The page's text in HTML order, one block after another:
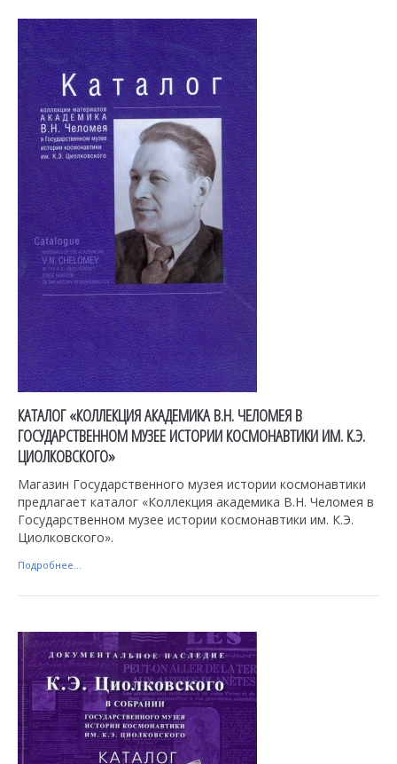
КАТАЛОГ «КОЛЛЕКЦИЯ АКАДЕМИКА В.Н. ЧЕЛОМЕЯ В
ГОСУДАРСТВЕННОМ МУЗЕЕ ИСТОРИИ КОСМОНАВТИКИ ИМ. К.Э.
ЦИОЛКОВСКОГО»
Магазин Государственного музея истории космонавтики
предлагает каталог «Коллекция академика В.Н. Челомея в
Государственном музее истории космонавтики им. К.Э.
Циолковского».
Подробнее...